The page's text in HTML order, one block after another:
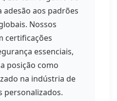
aos padrões
Nossos
certificações
essenciais,
posição como
na indústria de
personalizados.